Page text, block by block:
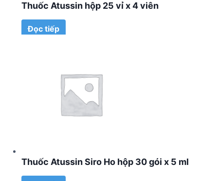
Thuốc Atussin hộp 25 vỉ x 4 viên
Đọc tiếp
Thuốc Atussin Siro Ho hộp 30 gói x 5 ml